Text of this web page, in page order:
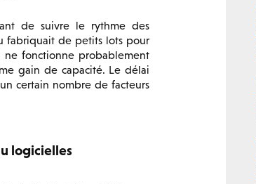
de suivre le rythme des
fabriquait de petits lots pour
ne fonctionne probablement
gain de capacité. Le délai
certain nombre de facteurs
logicielles